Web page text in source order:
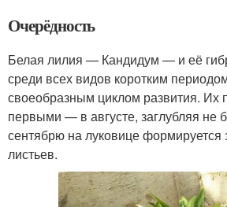
Очерёдность
Белая лилия — Кандидум — и её
среди всех видов коротким
своеобразным циклом развития. Их
первыми — в августе, заглубляя не
сентябрю на луковице
листьев.